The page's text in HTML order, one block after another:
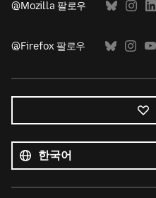
@Mozilla 팔로우
@Firefox 팔로우
언어
언어